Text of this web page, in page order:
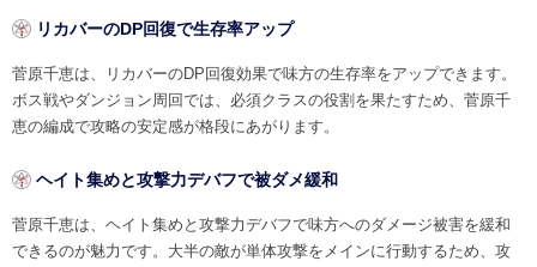
リカバーのDP回復で生存率アップ
菅原千恵は、リカバーのDP回復効果で味方の生存率をアップできます。
ボス戦やダンジョン周回では、必須クラスの役割を果たすため、菅原千
恵の編成で攻略の安定感が格段にあがります。
ヘイト集めと攻撃力デバフで被ダメ緩和
菅原千恵は、ヘイト集めと攻撃力デバフで味方へのダメージ被害を緩和
できるのが魅力です。大半の敵が単体攻撃をメインに行動するため、攻